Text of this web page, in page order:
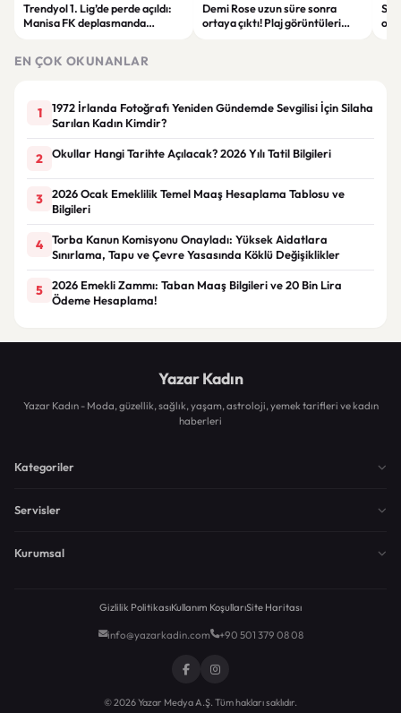
Trendyol 1. Lig’de perde açıldı:
Manisa FK deplasmanda
Demi Rose uzun süre sonra
ortaya çıktı! Plaj görüntüleri
EN ÇOK OKUNANLAR
1
1972 İrlanda Fotoğrafı Yeniden Gündemde Sevgilisi İçin Silaha
Sarılan Kadın Kimdir?
2 Okullar Hangi Tarihte Açılacak? 2026 Yılı Tatil Bilgileri
3
2026 Ocak Emeklilik Temel Maaş Hesaplama Tablosu ve
Bilgileri
4
Torba Kanun Komisyonu Onayladı: Yüksek Aidatlara
Sınırlama, Tapu ve Çevre Yasasında Köklü Değişiklikler
5
2026 Emekli Zammı: Taban Maaş Bilgileri ve 20 Bin Lira
Ödeme Hesaplama!
Yazar Kadın
Yazar Kadın - Moda, güzellik, sağlık, yaşam, astroloji, yemek tarifleri ve kadın
haberleri
Kategoriler
Servisler
Kurumsal
Gizlilik PolitikasıKullanım KoşullarıSite Haritası
info@yazarkadin.com +90 501 379 08 08
© 2026 Yazar Medya A.Ş. Tüm hakları saklıdır.